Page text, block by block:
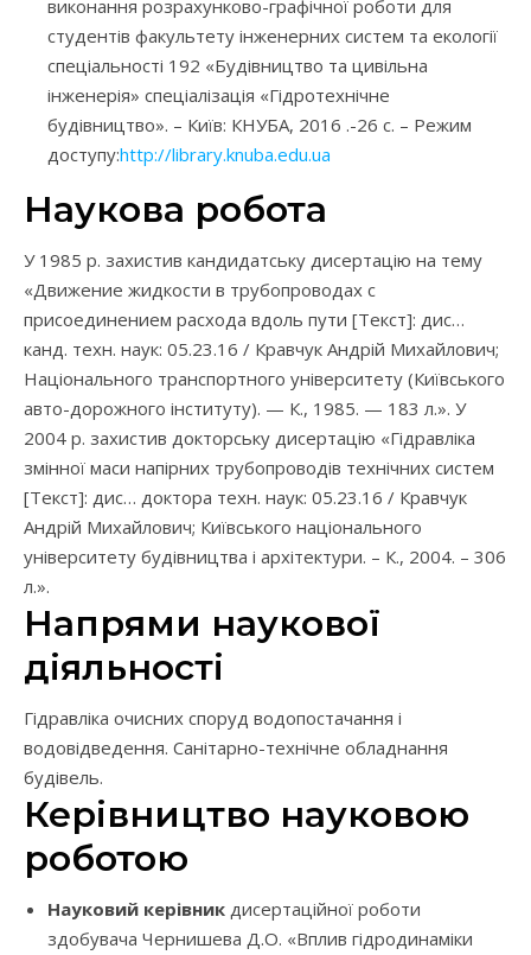
виконання розрахунково-графічної роботи для
студентів факультету інженерних систем та екології
спеціальності 192 «Будівництво та цивільна
інженерія» спеціалізація «Гідротехнічне
будівництво». – Київ: КНУБА, 2016 .-26 с. – Режим
доступу:http://library.knuba.edu.ua
Наукова робота
У 1985 р. захистив кандидатську дисертацію на тему
«Движение жидкости в трубопроводах с
присоединением расхода вдоль пути [Текст]: дис…
канд. техн. наук: 05.23.16 / Кравчук Андрій Михайлович;
Національного транспортного університету (Київського
авто-дорожного інституту). — К., 1985. — 183 л.». У
2004 р. захистив докторську дисертацію «Гідравліка
змінної маси напірних трубопроводів технічних систем
[Текст]: дис… доктора техн. наук: 05.23.16 / Кравчук
Андрій Михайлович; Київського національного
університету будівництва і архітектури. – К., 2004. – 306
л.».
Напрями наукової
діяльності
Гідравліка очисних споруд водопостачання і
водовідведення. Санітарно-технічне обладнання
будівель.
Керівництво науковою
роботою
Науковий керівник дисертаційної роботи
здобувача Чернишева Д.О. «Вплив гідродинаміки